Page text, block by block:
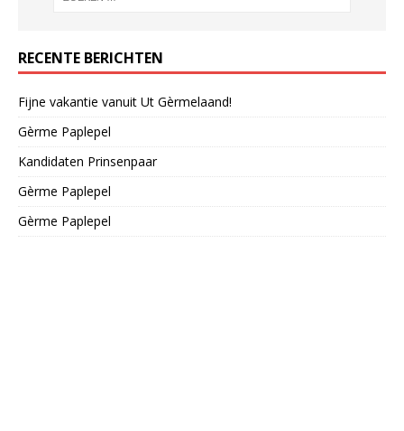
RECENTE BERICHTEN
Fijne vakantie vanuit Ut Gèrmelaand!
Gèrme Paplepel
Kandidaten Prinsenpaar
Gèrme Paplepel
Gèrme Paplepel